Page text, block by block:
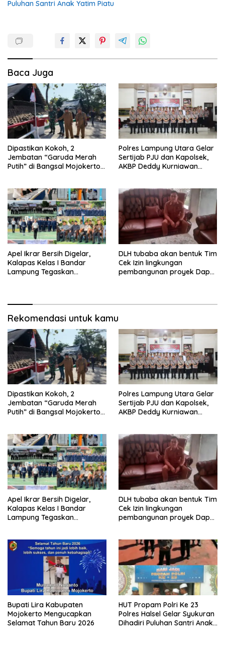
Puluhan Santri Anak Yatim Piatu
Baca Juga
Dipastikan Kokoh, 2
Jembatan “Garuda Merah
Putih” di Bangsal Mojokerto
Polres Lampung Utara Gelar
Sertijab PJU dan Kapolsek,
AKBP Deddy Kurniawan
Apel Ikrar Bersih Digelar,
Kalapas Kelas I Bandar
Lampung Tegaskan
DLH tubaba akan bentuk Tim
Cek Izin lingkungan
pembangunan proyek Dapur
Rekomendasi untuk kamu
Dipastikan Kokoh, 2
Jembatan “Garuda Merah
Putih” di Bangsal Mojokerto
Polres Lampung Utara Gelar
Sertijab PJU dan Kapolsek,
AKBP Deddy Kurniawan
Apel Ikrar Bersih Digelar,
Kalapas Kelas I Bandar
Lampung Tegaskan
DLH tubaba akan bentuk Tim
Cek Izin lingkungan
pembangunan proyek Dapur
Bupati Lira Kabupaten
Mojokerto Mengucapkan
Selamat Tahun Baru 2026
HUT Propam Polri Ke 23
Polres Halsel Gelar Syukuran
Dihadiri Puluhan Santri Anak